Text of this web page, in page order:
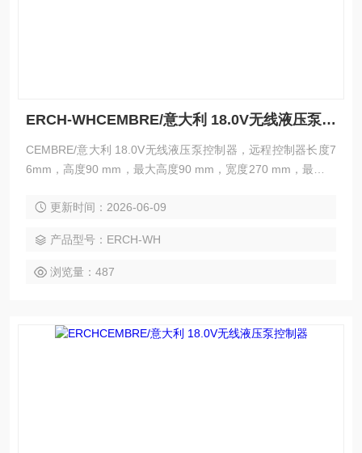
ERCH-WHCEMBRE/意大利 18.0V无线液压泵控制器
CEMBRE/意大利 18.0V无线液压泵控制器，远程控制器长度7
6mm，高度90 mm，最大高度90 mm，宽度270 mm，最大宽
更新时间：2026-06-09
产品型号：ERCH-WH
浏览量：487